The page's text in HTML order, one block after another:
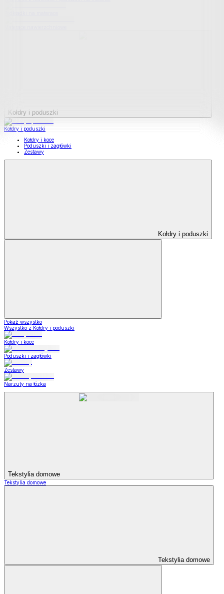
Kołdry i poduszki
Kołdry i poduszki
Kołdry i koce
Poduszki i zagłówki
Zestawy
Kołdry i poduszki
Pokaż wszystko
Wszystko z Kołdry i poduszki
Kołdry i koce
Poduszki i zagłówki
Zestawy
Narzuty na łózka
Tekstylia domowe
Tekstylia domowe
Tekstylia domowe